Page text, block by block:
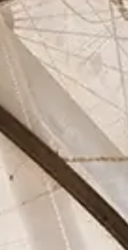
Actualidad